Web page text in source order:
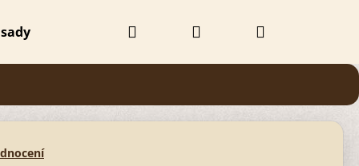
Obchodní podmínky
Hledat PřihlášeníNákupní